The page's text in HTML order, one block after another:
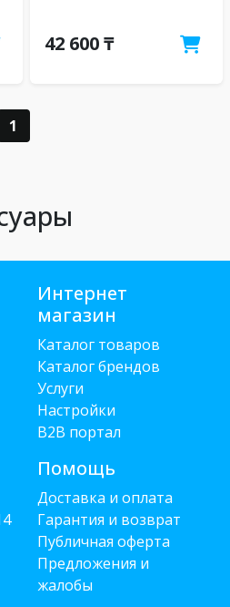
42 600 ₸
1
Интернет
магазин
Каталог товаров
Каталог брендов
Услуги
Настройки
B2B портал
Помощь
Доставка и оплата
Гарантия и возврат
Публичная оферта
Предложения и
жалобы